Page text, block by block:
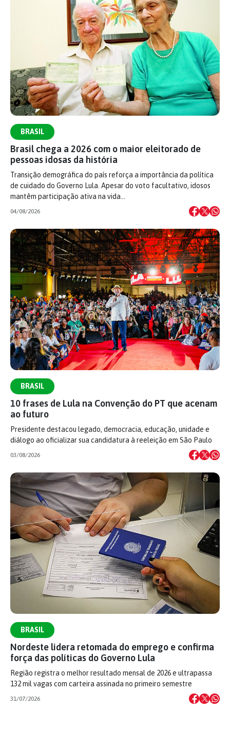
BRASIL
Brasil chega a 2026 com o maior eleitorado de
pessoas idosas da história
Transição demográfica do país reforça a importância da política
de cuidado do Governo Lula. Apesar do voto facultativo, idosos
mantêm participação ativa na vida…
04/08/2026
BRASIL
10 frases de Lula na Convenção do PT que acenam
ao futuro
Presidente destacou legado, democracia, educação, unidade e
diálogo ao oficializar sua candidatura à reeleição em São Paulo
03/08/2026
BRASIL
Nordeste lidera retomada do emprego e confirma
força das políticas do Governo Lula
Região registra o melhor resultado mensal de 2026 e ultrapassa
132 mil vagas com carteira assinada no primeiro semestre
31/07/2026